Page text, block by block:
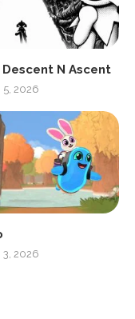
Descent N Ascent
5, 2026
3, 2026